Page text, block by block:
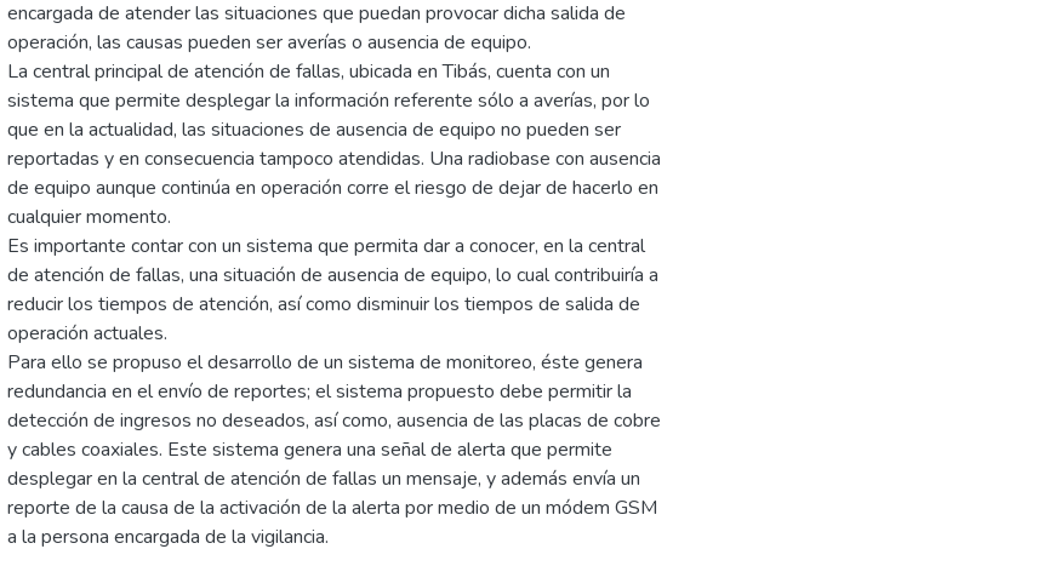
encargada de atender las situaciones que puedan provocar dicha salida de
operación, las causas pueden ser averías o ausencia de equipo.
La central principal de atención de fallas, ubicada en Tibás, cuenta con un
sistema que permite desplegar la información referente sólo a averías, por lo
que en la actualidad, las situaciones de ausencia de equipo no pueden ser
reportadas y en consecuencia tampoco atendidas. Una radiobase con ausencia
de equipo aunque continúa en operación corre el riesgo de dejar de hacerlo en
cualquier momento.
Es importante contar con un sistema que permita dar a conocer, en la central
de atención de fallas, una situación de ausencia de equipo, lo cual contribuiría a
reducir los tiempos de atención, así como disminuir los tiempos de salida de
operación actuales.
Para ello se propuso el desarrollo de un sistema de monitoreo, éste genera
redundancia en el envío de reportes; el sistema propuesto debe permitir la
detección de ingresos no deseados, así como, ausencia de las placas de cobre
y cables coaxiales. Este sistema genera una señal de alerta que permite
desplegar en la central de atención de fallas un mensaje, y además envía un
reporte de la causa de la activación de la alerta por medio de un módem GSM
a la persona encargada de la vigilancia.